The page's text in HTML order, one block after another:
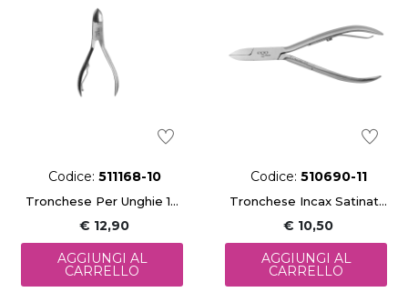
Codice: 511168-10
Tronchese Per Unghie 10 Cm
€ 12,90
AGGIUNGI AL
CARRELLO
Codice: 510690-11
Tronchese Incax Satinato Pedicure 11,5Cm
€ 10,50
AGGIUNGI AL
CARRELLO